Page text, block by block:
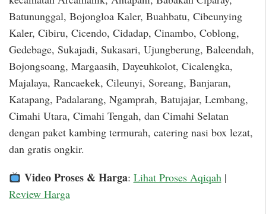
Batununggal, Bojongloa Kaler, Buahbatu, Cibeunying
Kaler, Cibiru, Cicendo, Cidadap, Cinambo, Coblong,
Gedebage, Sukajadi, Sukasari, Ujungberung, Baleendah,
Bojongsoang, Margaasih, Dayeuhkolot, Cicalengka,
Majalaya, Rancaekek, Cileunyi, Soreang, Banjaran,
Katapang, Padalarang, Ngamprah, Batujajar, Lembang,
Cimahi Utara, Cimahi Tengah, dan Cimahi Selatan
dengan paket kambing termurah, catering nasi box lezat,
dan gratis ongkir.
Video Proses & Harga: Lihat Proses Aqiqah|
Review Harga